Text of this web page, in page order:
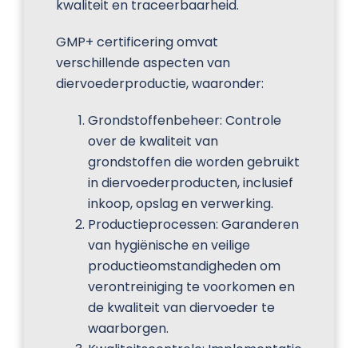
kwaliteit en traceerbaarheid.
GMP+ certificering omvat
verschillende aspecten van
diervoederproductie, waaronder:
Grondstoffenbeheer: Controle
over de kwaliteit van
grondstoffen die worden gebruikt
in diervoederproducten, inclusief
inkoop, opslag en verwerking.
Productieprocessen: Garanderen
van hygiënische en veilige
productieomstandigheden om
verontreiniging te voorkomen en
de kwaliteit van diervoeder te
waarborgen.